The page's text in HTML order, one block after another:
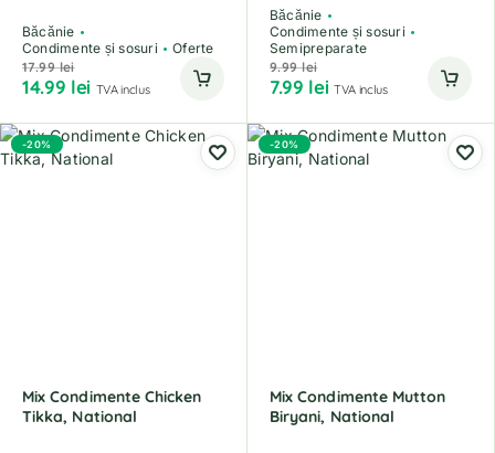
Băcănie
Condimente și sosuri
Oferte
17.99lei
14.99 lei TVA inclus
Băcănie
Condimente și sosuri
Semipreparate
9.99lei
7.99 lei TVA inclus
-20%
Mix Condimente Chicken
Tikka, National
-20%
Mix Condimente Mutton
Biryani, National